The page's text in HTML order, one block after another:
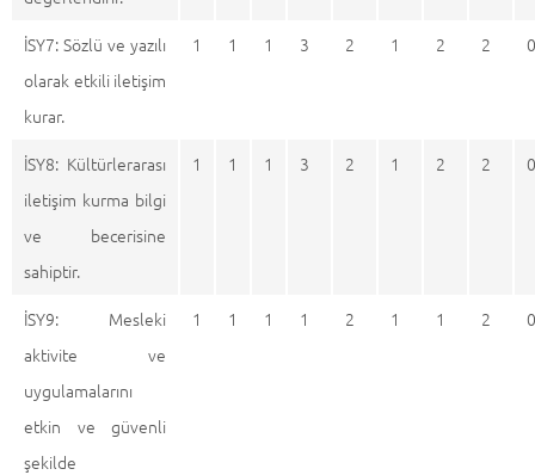
İSY7: Sözlü ve yazılı
olarak etkili iletişim
kurar.
1 1 1 3 2 1 2 2 0
İSY8: Kültürlerarası
iletişim kurma bilgi
ve becerisine
sahiptir.
1 1 1 3 2 1 2 2 0
İSY9: Mesleki
aktivite ve
uygulamalarını
etkin ve güvenli
şekilde
1 1 1 1 2 1 1 2 0